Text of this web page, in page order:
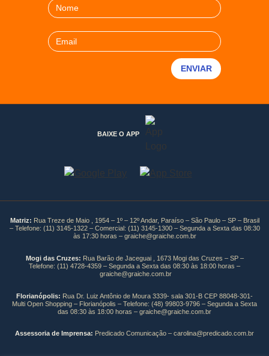
BAIXE O APP
Matriz: Rua Treze de Maio , 1954 – 1º – 12º Andar, Paraíso – São Paulo – SP – Brasil
– Telefone: (11) 3145-1322– Comercial: (11) 3145-1300– Segunda a Sexta das 08:30
às 17:30 horas – graiche@graiche.com.br
Mogi das Cruzes: Rua Barão de Jaceguai , 1673 Mogi das Cruzes – SP –
Telefone: (11) 4728-4359 – Segunda a Sexta das 08:30 às 18:00 horas –
graiche@graiche.com.br
Florianópolis: Rua Dr. Luiz Antônio de Moura 3339- sala 301-B CEP 88048-301-
Multi Open Shopping – Florianópolis – Telefone: (48) 99803-9796 – Segunda a Sexta
das 08:30 às 18:00 horas – graiche@graiche.com.br
Assessoria de Imprensa: Predicado Comunicação – carolina@predicado.com.br